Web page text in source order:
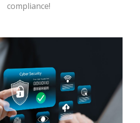
compliance!